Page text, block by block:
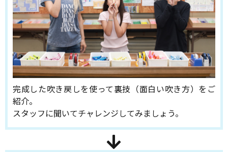
完成した吹き戻しを使って裏技（面白い吹き方）をご
紹介。
スタッフに聞いてチャレンジしてみましょう。